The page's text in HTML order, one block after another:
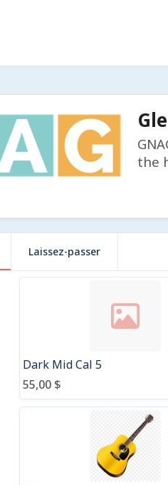
the
Laissez-passer
Dark Mid Cal 5
55,00 $
9 articles